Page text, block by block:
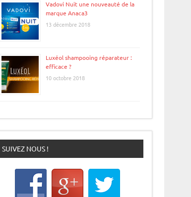
Vadovi Nuit une nouveauté de la
marque Anaca3
13 décembre 2018
Luxéol shampooing réparateur :
efficace ?
10 octobre 2018
SUIVEZ NOUS !